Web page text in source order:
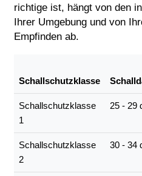
richtige ist, hängt von den
Ihrer Umgebung und von
Empfinden ab.
Schallschutzklasse
Schallschutzklasse
1
25 - 29
Schallschutzklasse
2
30 - 34